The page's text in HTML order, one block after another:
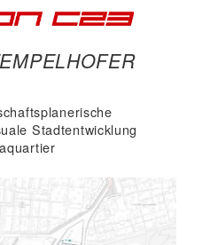
Stadtentwicklung